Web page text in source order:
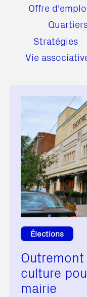
Offre
Stratégies
Vie
Élections
culture
mairie